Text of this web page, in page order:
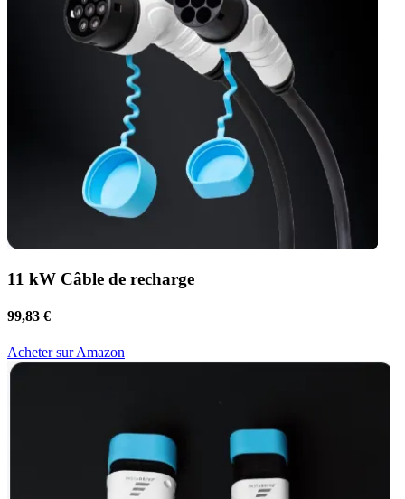
11 kW Câble de recharge
99,83 €
Acheter sur Amazon